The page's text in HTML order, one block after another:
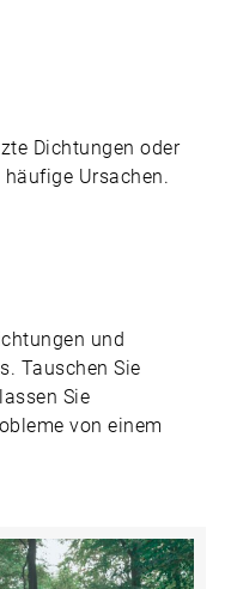
Dichtungen oder
Ursachen.
und
Tauschen Sie
Sie
von einem